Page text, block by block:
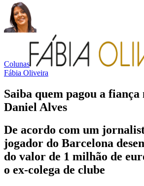
Colunas
Fábia Oliveira
Saiba quem pagou a
Daniel Alves
De acordo com um
jogador do Barcelona
do valor de 1 milhão de
o ex-colega de clube